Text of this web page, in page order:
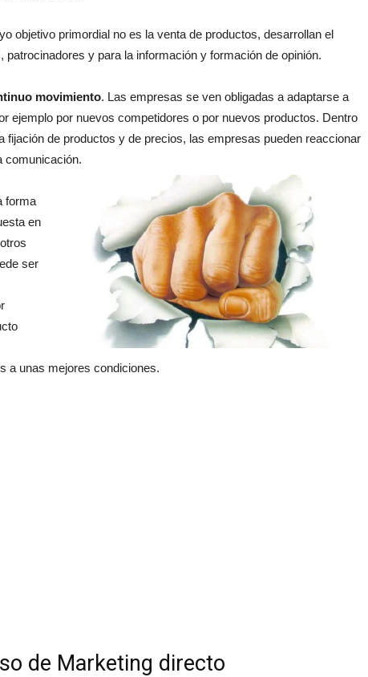
objetivo primordial no es la venta de productos, desarrollan el
y para la información y formación de opinión.
movimiento. Las empresas se ven obligadas a adaptarse a
ejemplo por nuevos competidores o por nuevos productos. Dentro
fijación de productos y de precios, las empresas pueden reaccionar
comunicación.
forma
en
ser
a unas mejores condiciones.
de Marketing directo